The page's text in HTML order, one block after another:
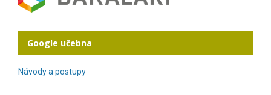
Google učebna
Návody a postupy